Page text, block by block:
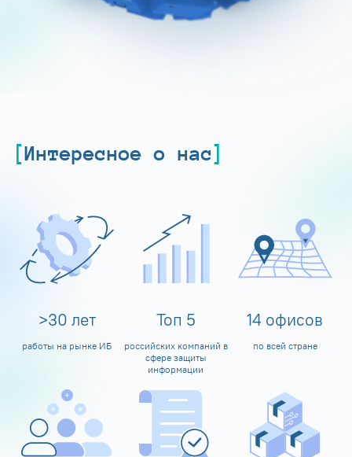
Интересное о нас
>30 лет
работы на рынке ИБ
Топ 5
российских компаний в
сфере защиты
информации
14 офисов
по всей стране